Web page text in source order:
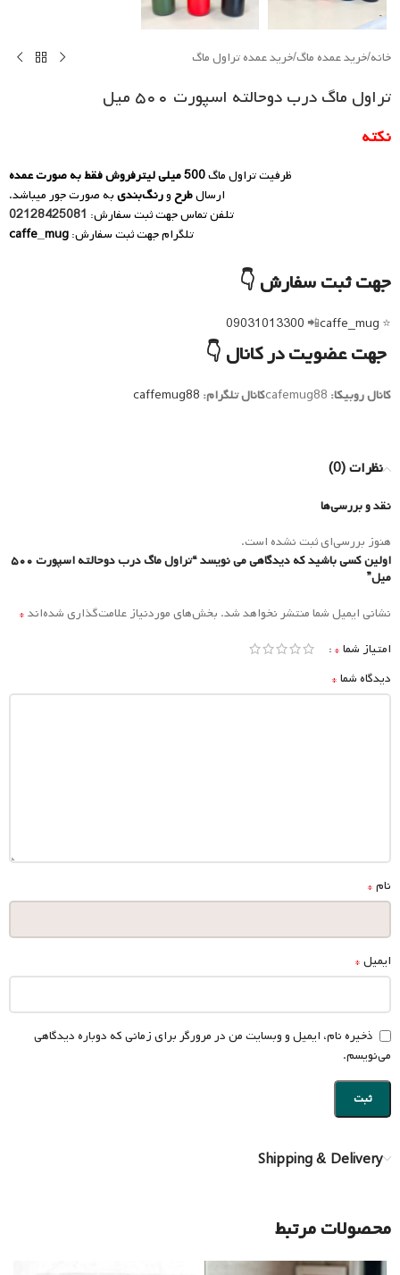
خانه/خرید عمده ماگ/خرید عمده تراول ماگ
تراول ماگ درب دوحالته اسپورت ۵۰۰ میل
نکته
فروش فقط به صورت عمده ظرفیت تراول ماگ500 میلی لیتر
ارسالطرحورنگ‌بندیبه صورت جور میباشد.
تلفن تماس جهت ثبت سفارش: 02128425081
تلگرام جهت ثبت سفارش:caffe_mug
جهت ثبت سفارش 👇
📲
09031013300 ⭐️
caffe_mug
جهت عضویت در کانال 👇
کانال تلگرام: caffemug88 کانال روبیکا:
نظرات (0)
نقد و بررسی‌ها
هنوز بررسی‌ای ثبت نشده است.
اولین کسی باشید که دیدگاهی می نویسد “تراول ماگ درب دوحالته اسپورت ۵۰۰
میل”
نشانی ایمیل شما منتشر نخواهد شد. بخش‌های موردنیاز علامت‌گذاری شده‌اند*
امتیاز شما*
دیدگاه شما*
نام*
ایمیل*
ذخیره نام، ایمیل و وبسایت من در مرورگر برای زمانی که دوباره دیدگاهی
می‌نویسم.
Shipping & Delivery
محصولات مرتبط